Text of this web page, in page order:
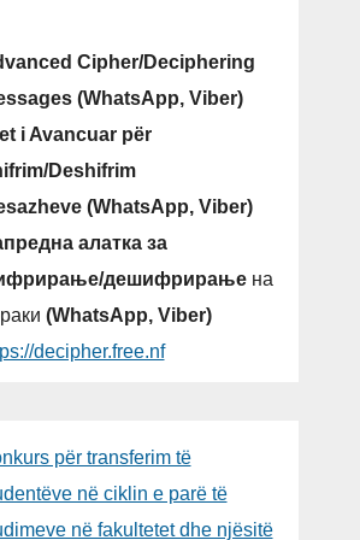
Cipher/Deciphering
(WhatsApp, Viber)
i Avancuar për
Deshifrim
(WhatsApp, Viber)
алатка за
дешифрирањена
(WhatsApp, Viber)
decipher.free.nf
për transferim të
në ciklin e parë të
në fakultetet dhe njësitë